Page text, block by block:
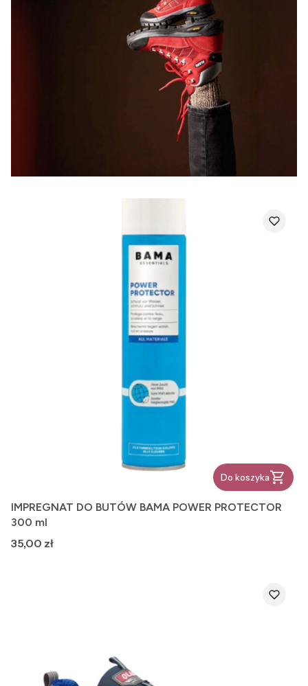
Do koszyka
IMPREGNAT DO BUTÓW BAMA POWER PROTECTOR
300 ml
Cena
35,00 zł